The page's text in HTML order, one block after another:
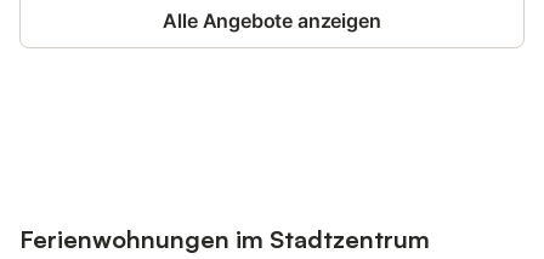
Alle Angebote anzeigen
Ferienwohnungen im Stadtzentrum